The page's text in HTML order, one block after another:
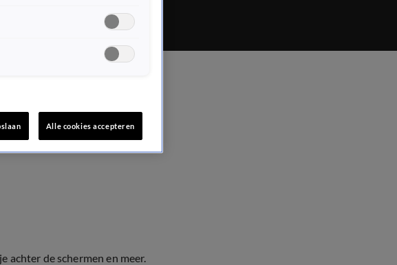
achter de schermen en meer.
Alle cookies accepteren